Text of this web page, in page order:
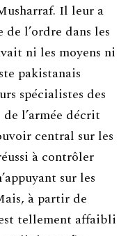
Il leur a
l’ordre dans les
ni les moyens ni
pakistanais
spécialistes des
l’armée décrit
central sur les
à contrôler
sur les
à partir de
tellement affaibli